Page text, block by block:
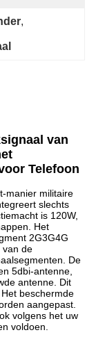
,
van
Telefoon
manier militaire
slechts
is 120W,
Het
2G3G4G
van de
De
5dbi-antenne,
antenne. Dit
beschermde
aangepast.
volgens het uw
voldoen.